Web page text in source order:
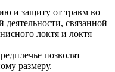
и защиту от травм во
связанной
локтя и локтя
позволят
размеру.